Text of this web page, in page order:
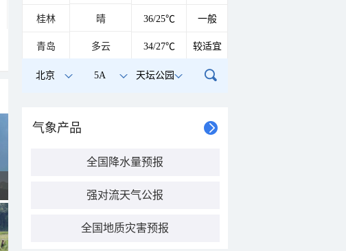
桂林 晴 36/25℃ 一般
青岛 多云 34/27℃ 较适宜
北京 5A 天坛公园
气象产品
全国降水量预报
强对流天气公报
全国地质灾害预报